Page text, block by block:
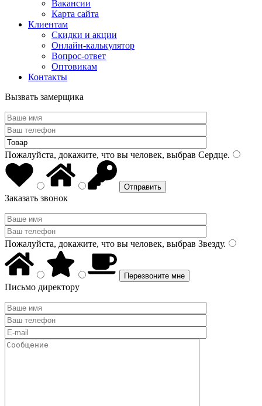
Вакансии
Карта сайта
Клиентам
Скидки и акции
Онлайн-калькулятор
Вопрос-ответ
Оптовикам
Контакты
Вызвать замерщика
Пожалуйста, докажите, что вы человек, выбрав Сердце.
Заказать звонок
Пожалуйста, докажите, что вы человек, выбрав Звезду.
Письмо директору